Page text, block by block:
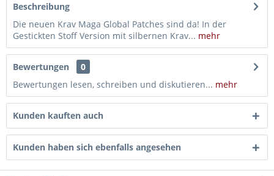
Beschreibung
Die neuen Krav Maga Global Patches sind da! In der
Gestickten Stoff Version mit silbernen Krav... mehr
Bewertungen
0
Bewertungen lesen, schreiben und diskutieren... mehr
Kunden kauften auch
Kunden haben sich ebenfalls angesehen